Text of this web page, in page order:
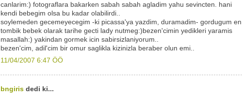
canlarim:) fotograflara bakarken sabah sabah agladim yahu sevincten. hani
kendi bebegim olsa bu kadar olabilirdi..
soylemeden gecemeyecegim -ki picassa'ya yazdim, duramadim- gordugum en
tombik bebek olarak tarihe gecti lady nutmeg:)bezen'cimin yedikleri yaramis
masallah:) yakindan gormek icin sabirsizlaniyorum..
bezen'cim, adil'cim bir omur saglikla kizinizla beraber olun emi..
11/04/2007 6:47 ÖÖ
bngiris dedi ki...